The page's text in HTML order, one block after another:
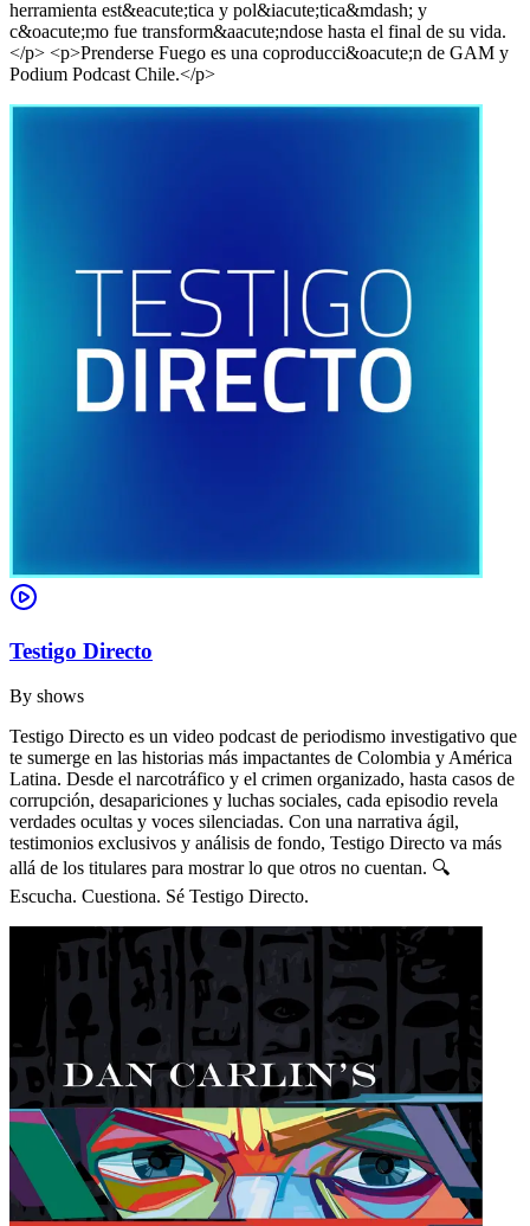
herramienta est&eacute;tica y pol&iacute;tica&mdash; y
c&oacute;mo fue transform&aacute;ndose hasta el final de su vida.
</p> <p>Prenderse Fuego es una coproducci&oacute;n de GAM y
Podium Podcast Chile.</p>
Testigo Directo
By shows
Testigo Directo es un video podcast de periodismo investigativo que
te sumerge en las historias más impactantes de Colombia y América
Latina. Desde el narcotráfico y el crimen organizado, hasta casos de
corrupción, desapariciones y luchas sociales, cada episodio revela
verdades ocultas y voces silenciadas. Con una narrativa ágil,
testimonios exclusivos y análisis de fondo, Testigo Directo va más
allá de los titulares para mostrar lo que otros no cuentan. 🔍
Escucha. Cuestiona. Sé Testigo Directo.